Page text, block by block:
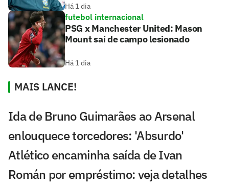
Há 1 dia
futebol internacional
PSG x Manchester United: Mason
Mount sai de campo lesionado
Há 1 dia
MAIS LANCE!
Ida de Bruno Guimarães ao Arsenal
enlouquece torcedores: 'Absurdo'
Atlético encaminha saída de Ivan
Román por empréstimo: veja detalhes